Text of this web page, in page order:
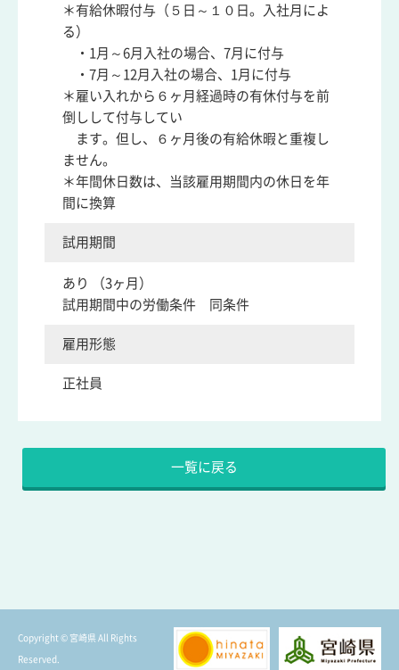
＊有給休暇付与（５日～１０日。入社月によ
る）
・1月～6月入社の場合、7月に付与
・7月～12月入社の場合、1月に付与
＊雇い入れから６ヶ月経過時の有休付与を前
倒しして付与してい
ます。但し、６ヶ月後の有給休暇と重複し
ません。
＊年間休日数は、当該雇用期間内の休日を年
間に換算
試用期間
あり （3ヶ月）
試用期間中の労働条件 同条件
雇用形態
正社員
Copyright © 宮崎県 All Rights
Reserved.